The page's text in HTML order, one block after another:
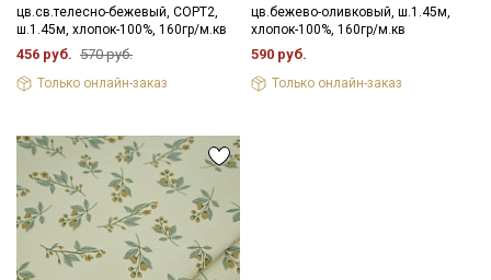
- глажка только с изнаночной стороны, подложив махровое
полотенце, чтобы не примять ворс.
Цветопередача может отличаться от оригинального цвета
ткани в зависимостиот настроек вашего монитора и в
цв.св.телесно-бежевый, СОРТ2,
ш.1.45м, хлопок-100%, 160гр/м.кв
456 руб. 570 руб.
Только онлайн-заказ
цв.бежево-оливковый, ш.1.45м,
хлопок-100%, 160гр/м.кв
590 руб.
Только онлайн-заказ